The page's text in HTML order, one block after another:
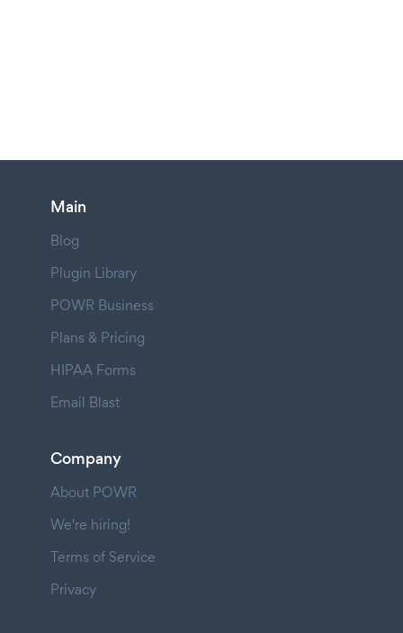
Main
Blog
Plugin Library
POWR Business
Plans & Pricing
HIPAA Forms
Email Blast
Company
About POWR
We're hiring!
Terms of Service
Privacy